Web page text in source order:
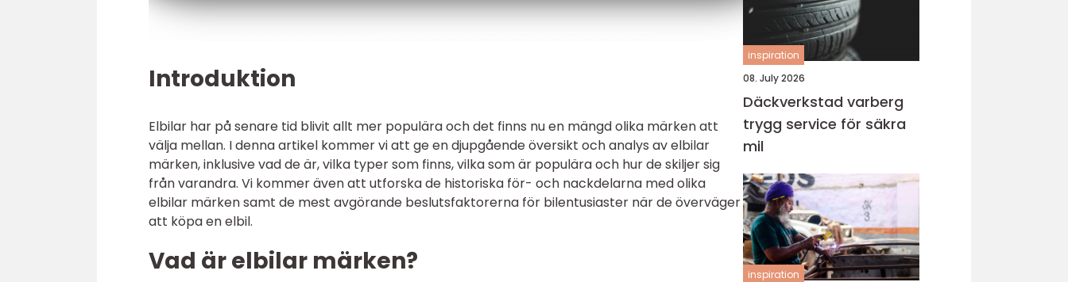
Introduktion
Elbilar har på senare tid blivit allt mer populära och det finns nu en mängd olika märken att
välja mellan. I denna artikel kommer vi att ge en djupgående översikt och analys av elbilar
märken, inklusive vad de är, vilka typer som finns, vilka som är populära och hur de skiljer sig
från varandra. Vi kommer även att utforska de historiska för- och nackdelarna med olika
elbilar märken samt de mest avgörande beslutsfaktorerna för bilentusiaster när de överväger
att köpa en elbil.
Vad är elbilar märken?
inspiration
08. July 2026
Däckverkstad varberg
trygg service för säkra
mil
inspiration